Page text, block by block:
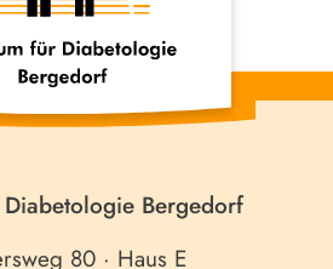
Bergedorf
80 · Haus E